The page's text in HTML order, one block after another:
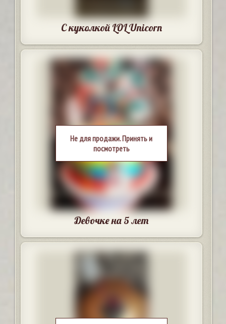
С куколкой LOL Unicorn
Не для продажи. Принять и
посмотреть
Девочке на 5 лет